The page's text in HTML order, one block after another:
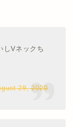
しVネックち
29, 2020